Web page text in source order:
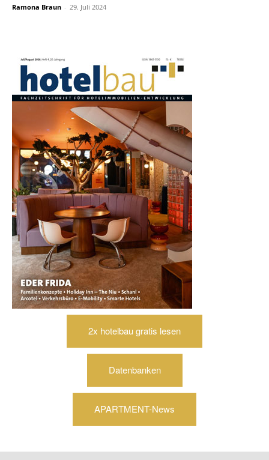
Ramona Braun - 29. Juli 2024
2x hotelbau gratis lesen
Datenbanken
APARTMENT-News